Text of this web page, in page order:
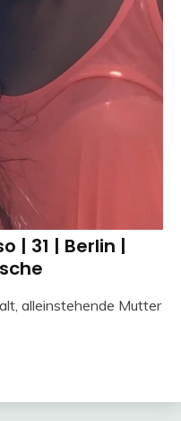
| 31 | Berlin |
alleinstehende Mutter